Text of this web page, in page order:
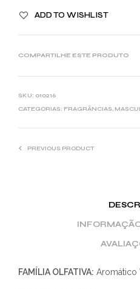
ADD TO WISHLIST
COMPARTILHE ESTE PRODUTO
SKU: 010216
CATEGORIAS: FRAGRÂNCIAS,
PREVIOUS PRODUCT
FAMÍLIA OLFATIVA: Aromático